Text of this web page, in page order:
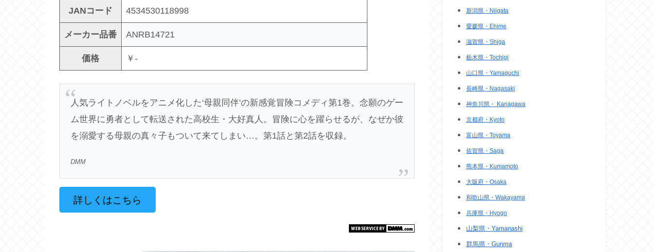
JANコード 4534530118998
メーカー品番 ANRB14721
価格 ￥-
人気ライトノベルをアニメ化した‘母親同伴’の新感覚冒険コメディ第1巻。念願のゲー
ム世界に勇者として転送された高校生・大好真人。冒険に心を躍らせるが、なぜか彼
を溺愛する母親の真々子もついて来てしまい…。第1話と第2話を収録。
DMM
詳しくはこちら
新潟県・Niigata
愛媛県・Ehime
滋賀県・Shiga
栃木県・Tochigi
山口県・Yamaguchi
長崎県・Nagasaki
神奈川県・ Kanagawa
京都府・Kyoto
富山県・Toyama
佐賀県・Saga
熊本県・Kumamoto
大阪府・Osaka
和歌山県・Wakayama
兵庫県・Hyogo
山梨県・Yamanashi
群馬県・Gunma